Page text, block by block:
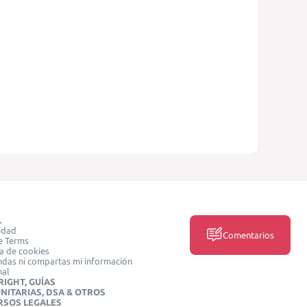
Terms
de cookies
ni compartas mi información
GUÍAS
DSA & OTROS
LEGALES
Comentarios